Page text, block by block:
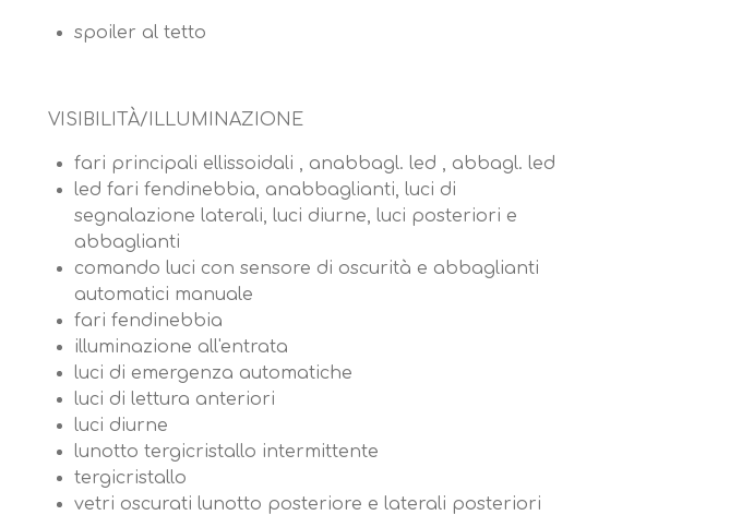
spoiler al tetto
VISIBILITÀ/ILLUMINAZIONE
fari principali ellissoidali , anabbagl. led , abbagl. led
led fari fendinebbia, anabbaglianti, luci di
segnalazione laterali, luci diurne, luci posteriori e
abbaglianti
comando luci con sensore di oscurità e abbaglianti
automatici manuale
fari fendinebbia
illuminazione all'entrata
luci di emergenza automatiche
luci di lettura anteriori
luci diurne
lunotto tergicristallo intermittente
tergicristallo
vetri oscurati lunotto posteriore e laterali posteriori